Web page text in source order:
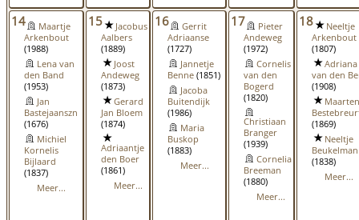
14
Maartje
Arkenbout
(1988)
Lena van
den Band
(1953)
Jan
Bastejaanszn
(1676)
Michiel
Kornelis
Bijlaard
(1837)
Meer...
15
Jacobus
Aalbers
(1889)
Joost
Andeweg
(1873)
Gerard
Jan Bloem
(1874)
Adriaantje
den Boer
(1861)
Meer...
16
Gerrit
Adriaanse
(1727)
Jannetje
Benne (1851)
Jacoba
Buitendijk
(1986)
Maria
Buskop
(1883)
Meer...
17
Pieter
Andeweg
(1972)
Cornelis
van den
Bogerd
(1820)
Christiaan
Branger
(1939)
Cornelia
Breeman
(1880)
Meer...
18
Neeltje
Arkenbout
(1807)
Adriana
van den
(1908)
Maarten
(1869)
Neeltje
Beukelman
(1838)
Meer...